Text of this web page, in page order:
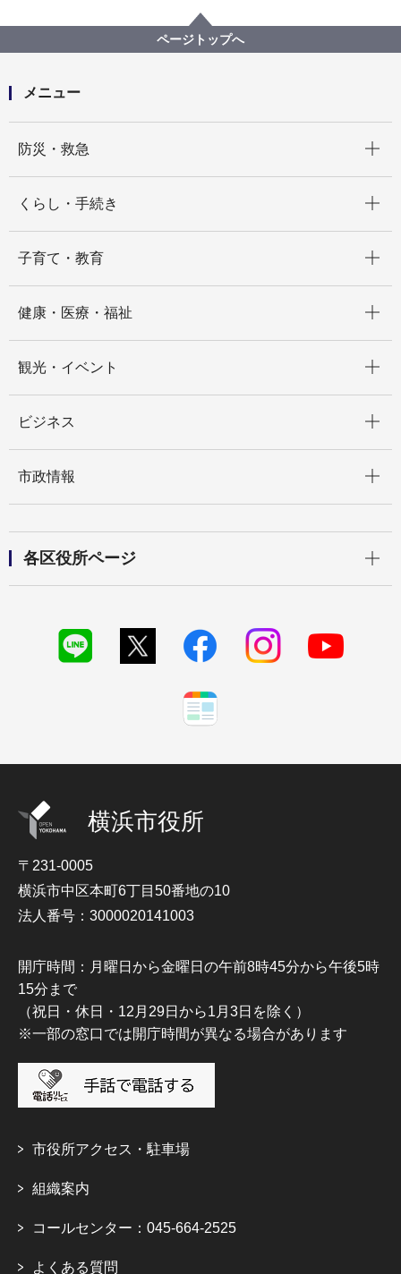
新型コロナウイルス感染症による新たな市内の患者確
認について
ページトップへ
メニュー
防災・救急
くらし・手続き
子育て・教育
健康・医療・福祉
観光・イベント
ビジネス
市政情報
各区役所ページ
横浜市役所
〒231-0005
横浜市中区本町6丁目50番地の10
法人番号：3000020141003
開庁時間：月曜日から金曜日の午前8時45分から午後5時
15分まで
（祝日・休日・12月29日から1月3日を除く）
※一部の窓口では開庁時間が異なる場合があります
市役所アクセス・駐車場
組織案内
コールセンター：045-664-2525
よくある質問